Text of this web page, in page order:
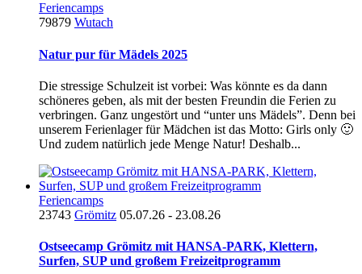
Feriencamps
79879 Wutach
Natur pur für Mädels 2025
Die stressige Schulzeit ist vorbei: Was könnte es da dann
schöneres geben, als mit der besten Freundin die Ferien zu
verbringen. Ganz ungestört und “unter uns Mädels”. Denn bei
unserem Ferienlager für Mädchen ist das Motto: Girls only 🙂
Und zudem natürlich jede Menge Natur! Deshalb...
Feriencamps
23743 Grömitz 05.07.26 - 23.08.26
Ostseecamp Grömitz mit HANSA-PARK, Klettern,
Surfen, SUP und großem Freizeitprogramm